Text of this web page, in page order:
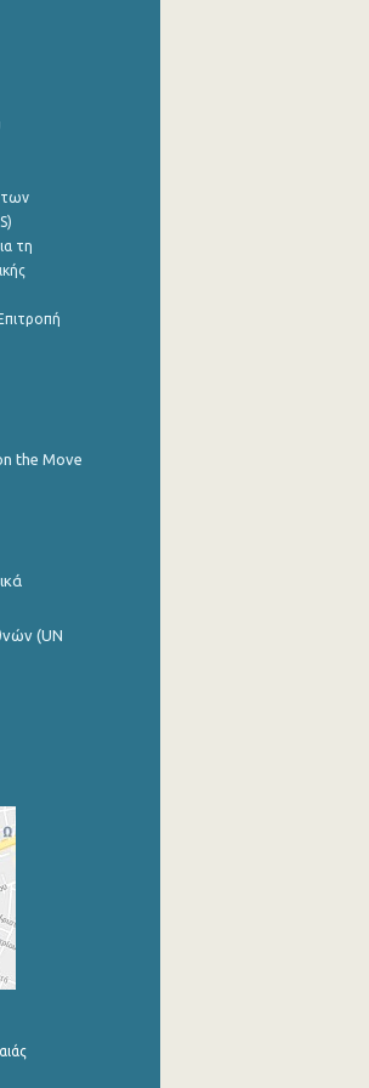
των
τη
the Move
(UN